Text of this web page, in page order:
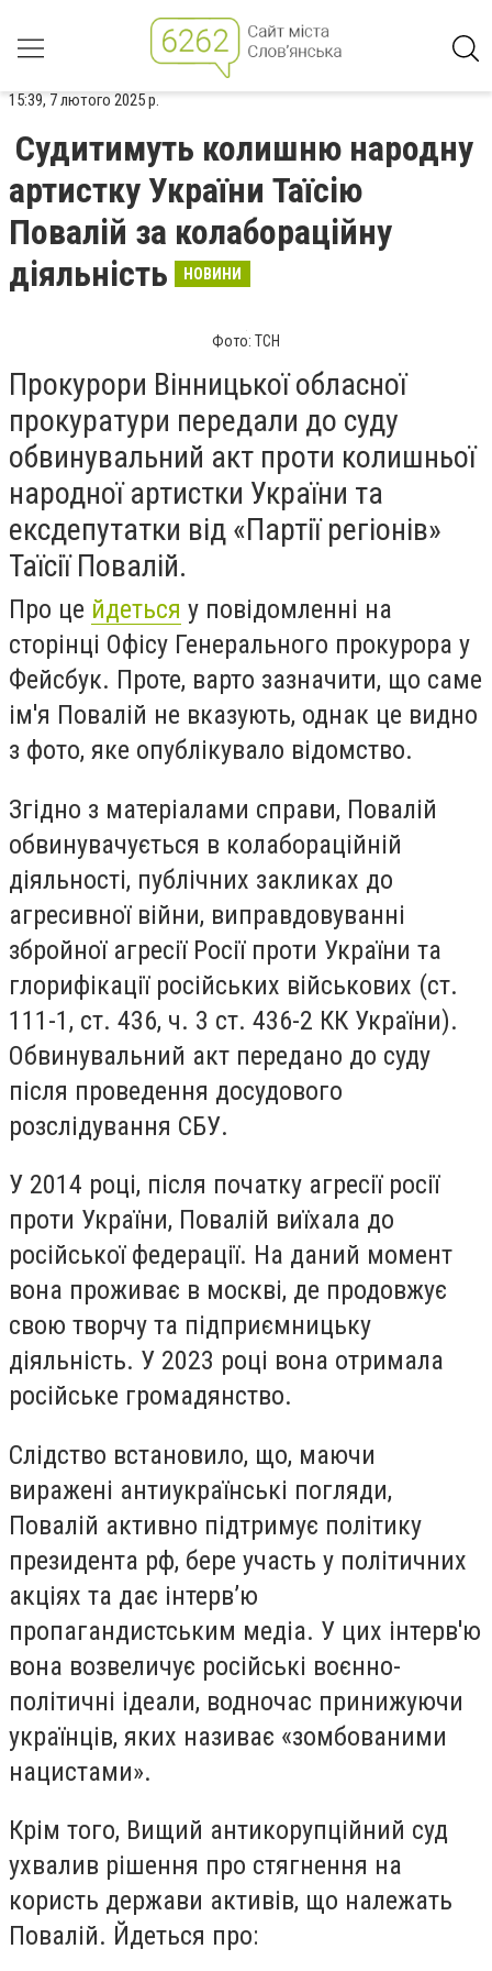
15:39, 7 лютого 2025 р.
Судитимуть колишню народну
артистку України Таїсію
Повалій за колабораційну
діяльність
НОВИНИ
Фото: ТСН
Прокурори Вінницької обласної
прокуратури передали до суду
обвинувальний акт проти колишньої
народної артистки України та
ексдепутатки від «Партії регіонів»
Таїсії Повалій.
Про це йдеться у повідомленні на
сторінці Офісу Генерального прокурора у
Фейсбук. Проте, варто зазначити, що саме
ім'я Повалій не вказують, однак це видно
з фото, яке опублікувало відомство.
Згідно з матеріалами справи, Повалій
обвинувачується в колабораційній
діяльності, публічних закликах до
агресивної війни, виправдовуванні
збройної агресії Росії проти України та
глорифікації російських військових (ст.
111-1, ст. 436, ч. 3 ст. 436-2 КК України).
Обвинувальний акт передано до суду
після проведення досудового
розслідування СБУ.
У 2014 році, після початку агресії росії
проти України, Повалій виїхала до
російської федерації. На даний момент
вона проживає в москві, де продовжує
свою творчу та підприємницьку
діяльність. У 2023 році вона отримала
російське громадянство.
Слідство встановило, що, маючи
виражені антиукраїнські погляди,
Повалій активно підтримує політику
президента рф, бере участь у політичних
акціях та дає інтерв’ю
пропагандистським медіа. У цих інтерв'ю
вона возвеличує російські воєнно-
політичні ідеали, водночас принижуючи
українців, яких називає «зомбованими
нацистами».
Крім того, Вищий антикорупційний суд
ухвалив рішення про стягнення на
користь держави активів, що належать
Повалій. Йдеться про: